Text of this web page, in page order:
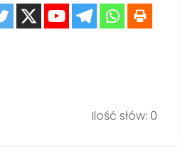
Ilość słów: 0